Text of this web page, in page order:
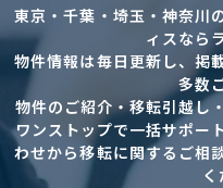
東京・千葉・埼玉・神奈川
ィスなら
物件情報は毎日更新し、掲
多数
物件のご紹介・移転引越し
ワンストップで一括サポー
わせから移転に関するご相
く